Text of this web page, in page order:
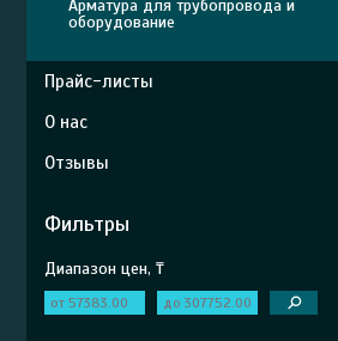
Арматура для трубопровода и
оборудование
Прайс-листы
О нас
Отзывы
Фильтры
Диапазон цен, ₸